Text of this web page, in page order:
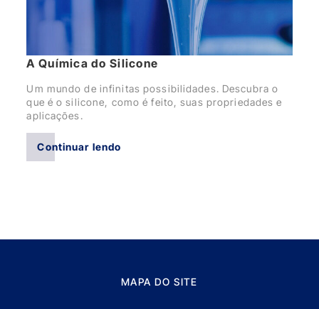
A Química do Silicone
Um mundo de infinitas possibilidades. Descubra o
que é o silicone, como é feito, suas propriedades e
aplicações.
Continuar lendo
MAPA DO SITE